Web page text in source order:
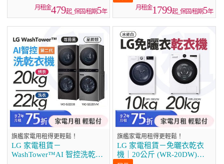
479起_保固/租期5年 1799起_保固/租期5年
旗艦家電用租得更輕鬆！
LG 家電租賃－
WashTower™AI 智控洗乾衣
旗艦家電用租得更輕鬆！
LG 家電租賃－免曬衣乾衣
機｜20公斤 (WR-20DW)、